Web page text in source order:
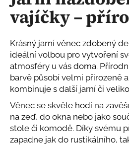
z
hvězdiček.
vajíčky –
Krásný jarní věnec zdobený
ideální volbou pro vytvoření
atmosféry u vás doma.
barvě působí velmi přirozeně
kombinuje s další jarní či
Věnec se skvěle hodí na
na zeď, do okna nebo jako
stole či komodě. Díky svému
zapadne jak do rustikálního,
a
j
í
t
?
HLEDAT